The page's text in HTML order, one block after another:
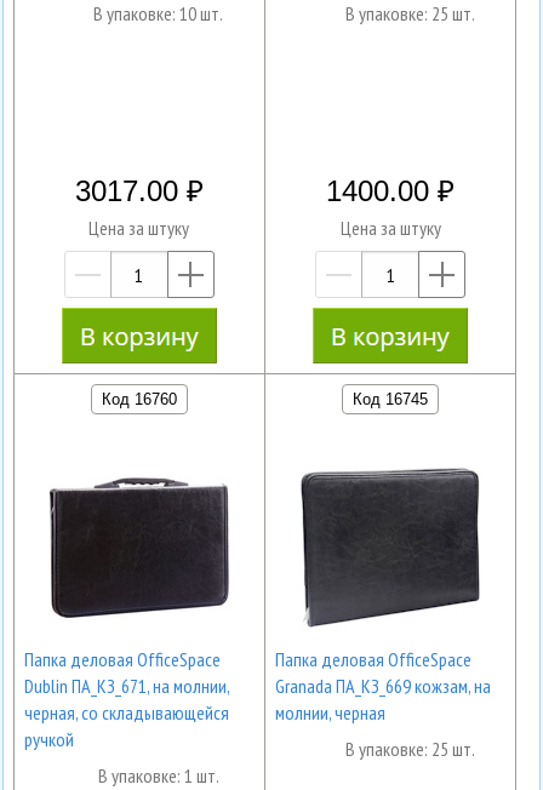
В упаковке: 10 шт.
3017.00
Цена за штуку
—
В упаковке: 25 шт.
1400.00
Цена за штуку
—
Код 16760
Папка деловая OfficeSpace
Dublin ПА_КЗ_671, на молнии,
черная, со складывающейся
ручкой
В упаковке: 1 шт.
Код 16745
Папка деловая OfficeSpace
Granada ПА_КЗ_669 кожзам, на
молнии, черная
В упаковке: 25 шт.